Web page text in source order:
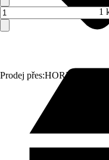
Prodej přes:HORNBACH
1